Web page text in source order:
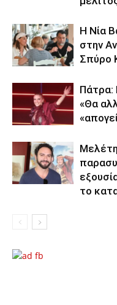
Η Νία
στην
Σπύρο
Πάτρα:
«Θα
το